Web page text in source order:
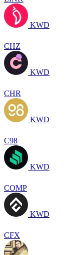
KWD
CHZ
KWD
CHR
KWD
C98
KWD
COMP
KWD
CFX